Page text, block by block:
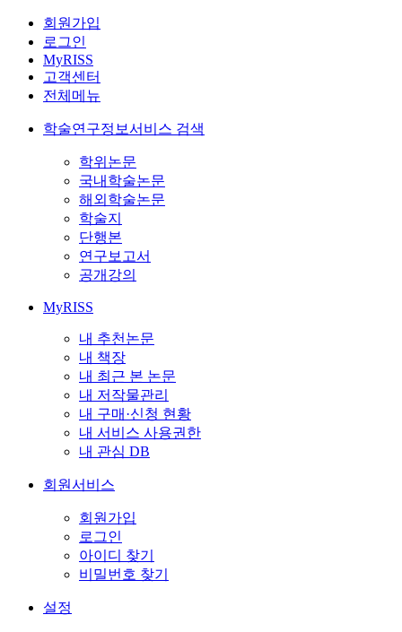
회원가입
로그인
MyRISS
고객센터
전체메뉴
학술연구정보서비스 검색
학위논문
국내학술논문
해외학술논문
학술지
단행본
연구보고서
공개강의
MyRISS
내 추천논문
내 책장
내 최근 본 논문
내 저작물관리
내 구매·신청 현황
내 서비스 사용권한
내 관심 DB
회원서비스
회원가입
로그인
아이디 찾기
비밀번호 찾기
설정